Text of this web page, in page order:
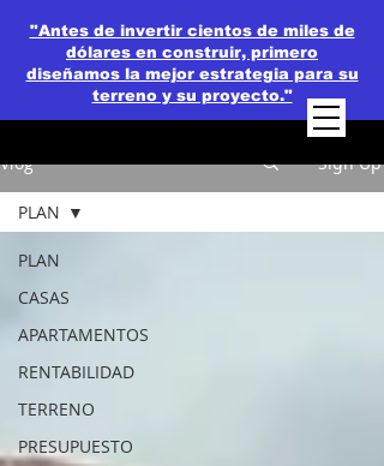
"Antes de invertir cientos de miles de
dólares en construir, primero
diseñamos la mejor estrategia para su
terreno y su proyecto."
Vlog Sign Up
PLAN
CASAS
APARTAMENTOS
RENTABILIDAD
TERRENO
PRESUPUESTO
PLAN